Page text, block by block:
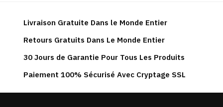
Livraison Gratuite Dans le Monde Entier
Retours Gratuits Dans Le Monde Entier
30 Jours de Garantie Pour Tous Les Produits
Paiement 100% Sécurisé Avec Cryptage SSL